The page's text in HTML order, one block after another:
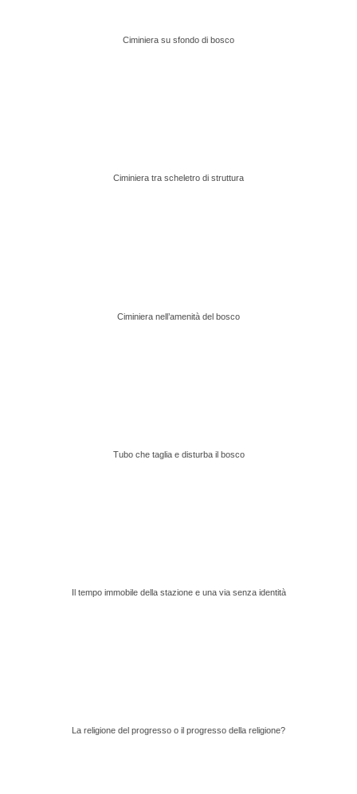
Ciminiera su sfondo di bosco
Ciminiera tra scheletro di struttura
Ciminiera nell’amenità del bosco
Tubo che taglia e disturba il bosco
Il tempo immobile della stazione e una via senza identità
La religione del progresso o il progresso della religione?